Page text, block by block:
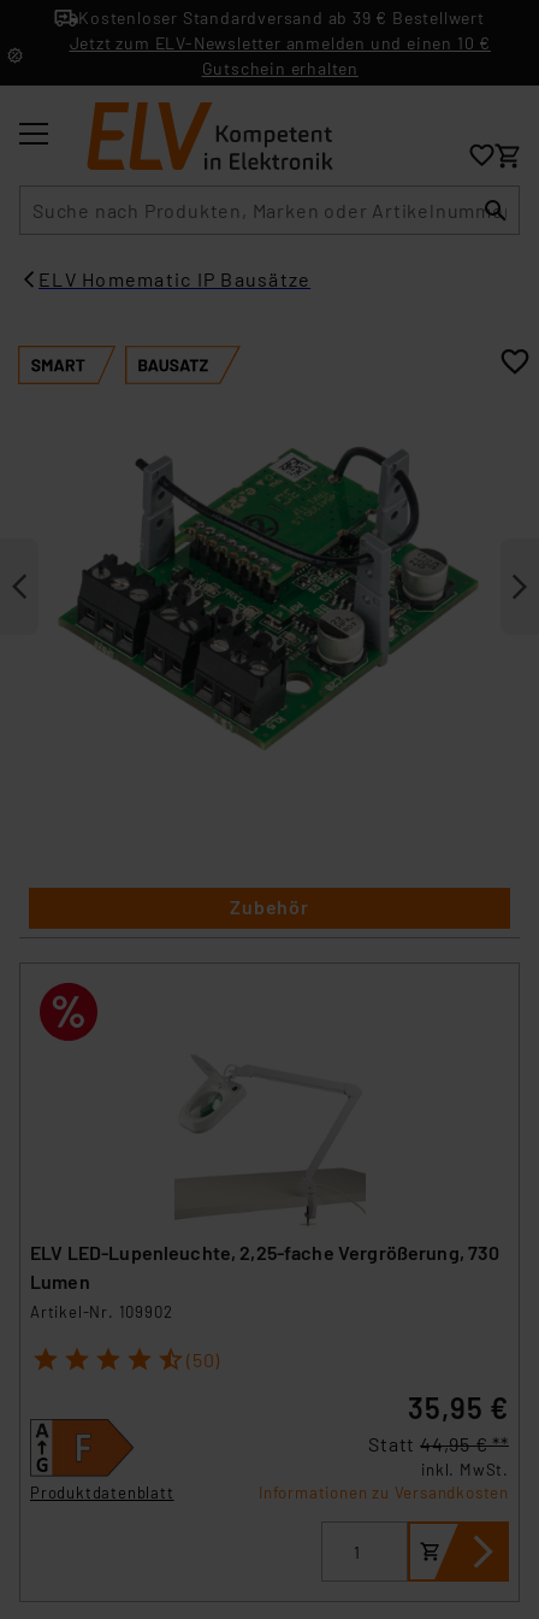
Kostenloser Standardversand ab 39 € Bestellwert
Jetzt zum ELV-Newsletter anmelden und einen 10 €
Gutschein erhalten
ELV Homematic IP Bausätze
Zubehör
ELV LED-Lupenleuchte, 2,25-fache Vergrößerung, 730
Lumen
Artikel-Nr. 109902
1 2 3 4 5 (50)
Produktdatenblatt
35,95 €
Statt 44,95 € **
inkl. MwSt.
Informationen zu Versandkosten